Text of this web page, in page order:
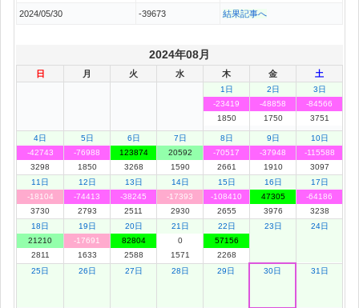
2024/05/30 -39673 結果記事へ
2024年08月
日 月 火 水 木 金 土
1日
-23419
1850
2日
-48858
1750
3日
-84566
3751
4日
-42743
3298
5日
-76988
1850
6日
123874
3268
7日
20592
1590
8日
-70517
2661
9日
-37948
1910
10日
-115588
3097
11日
-18104
3730
12日
-74413
2793
13日
-38245
2511
14日
-17393
2930
15日
-108410
2655
16日
47305
3976
17日
-64186
3238
18日
21210
2811
19日
-17691
1633
20日
82804
2588
21日
0
1571
22日
57156
2268
23日 24日
25日 26日 27日 28日 29日 30日 31日